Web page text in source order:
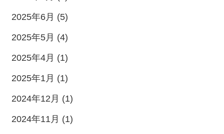
2025年6月 (5)
2025年5月 (4)
2025年4月 (1)
2025年1月 (1)
2024年12月 (1)
2024年11月 (1)